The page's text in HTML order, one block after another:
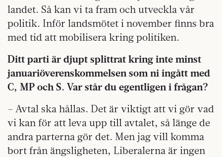
landet. Så kan vi ta fram och utveckla vår
politik. Inför landsmötet i november finns bra
med tid att mobilisera kring politiken.
Ditt parti är djupt splittrat kring inte minst
januariöverenskommelsen som ni ingått med
C, MP och S. Var står du egentligen i frågan?
– Avtal ska hållas. Det är viktigt att vi gör vad
vi kan för att leva upp till avtalet, så länge de
andra parterna gör det. Men jag vill komma
bort från ängsligheten, Liberalerna är ingen